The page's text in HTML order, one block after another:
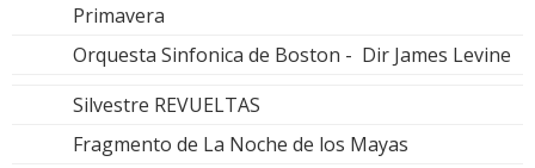
Primavera
Orquesta Sinfonica de Boston - Dir James Levine
Silvestre REVUELTAS
Fragmento de La Noche de los Mayas